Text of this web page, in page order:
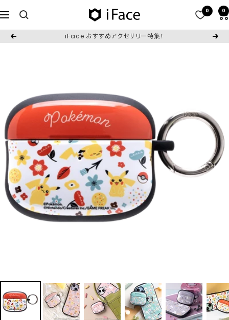
ン
ッ
プ
ナ
ビ
ゲ
iFace
日
本
イ
ト
0 0
戻
iFace おすすめアクセサリー特集！
次